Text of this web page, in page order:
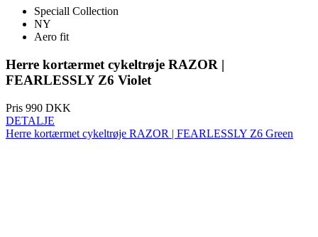
Speciall Collection
NY
Aero fit
Herre kortærmet cykeltrøje RAZOR |
FEARLESSLY Z6 Violet
Pris 990 DKK
DETALJE
Herre kortærmet cykeltrøje RAZOR | FEARLESSLY Z6 Green